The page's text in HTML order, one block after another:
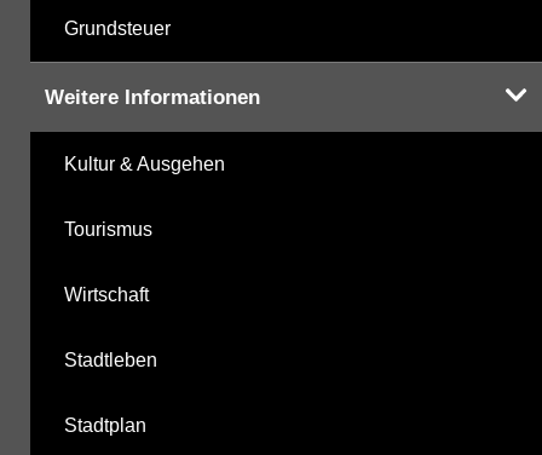
Grundsteuer
Weitere Informationen
Kultur & Ausgehen
Tourismus
Wirtschaft
Stadtleben
Stadtplan